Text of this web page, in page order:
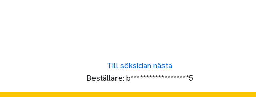
Till söksidan nästa
Beställare: b*******************5